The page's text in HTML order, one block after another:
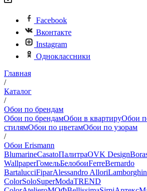
Facebook
Вконтакте
Instagram
Одноклассники
Главная
/
Каталог
/
Обои по брендам
Обои по брендамОбои в квартируОбои
стилямОбои по цветамОбои по узорам
/
Обои Erismann
BlumarineCasatoПалитраOVK Design
WallpaperГомельБелобоиFerreBernardo
BartalucciFiparAlessandro Allori
ColorSoloSuperModaTREND